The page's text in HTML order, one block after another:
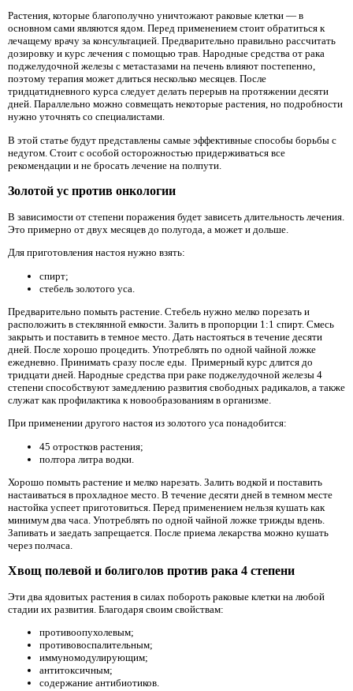
Растения, которые благополучно уничтожают раковые клетки — в
основном сами являются ядом. Перед применением стоит обратиться к
лечащему врачу за консультацией. Предварительно правильно рассчитать
дозировку и курс лечения с помощью трав. Народные средства от рака
поджелудочной железы с метастазами на печень влияют постепенно,
поэтому терапия может длиться несколько месяцев. После
тридцатидневного курса следует делать перерыв на протяжении десяти
дней. Параллельно можно совмещать некоторые растения, но подробности
нужно уточнять со специалистами.
В этой статье будут представлены самые эффективные способы борьбы с
недугом. Стоит с особой осторожностью придерживаться все
рекомендации и не бросать лечение на полпути.
Золотой ус против онкологии
В зависимости от степени поражения будет зависеть длительность лечения.
Это примерно от двух месяцев до полугода, а может и дольше.
Для приготовления настоя нужно взять:
спирт;
стебель золотого уса.
Предварительно помыть растение. Стебель нужно мелко порезать и
расположить в стеклянной емкости. Залить в пропорции 1:1 спирт. Смесь
закрыть и поставить в темное место. Дать настояться в течение десяти
дней. После хорошо процедить. Употреблять по одной чайной ложке
ежедневно. Принимать сразу после еды. Примерный курс длится до
тридцати дней. Народные средства при раке поджелудочной железы 4
степени способствуют замедлению развития свободных радикалов, а также
служат как профилактика к новообразованиям в организме.
При применении другого настоя из золотого уса понадобится:
45 отростков растения;
полтора литра водки.
Хорошо помыть растение и мелко нарезать. Залить водкой и поставить
настаиваться в прохладное место. В течение десяти дней в темном месте
настойка успеет приготовиться. Перед применением нельзя кушать как
минимум два часа. Употреблять по одной чайной ложке трижды вдень.
Запивать и заедать запрещается. После приема лекарства можно кушать
через полчаса.
Хвощ полевой и болиголов против рака 4 степени
Эти два ядовитых растения в силах побороть раковые клетки на любой
стадии их развития. Благодаря своим свойствам:
противоопухолевым;
противовоспалительным;
иммуномодулирующим;
антитоксичным;
содержание антибиотиков.